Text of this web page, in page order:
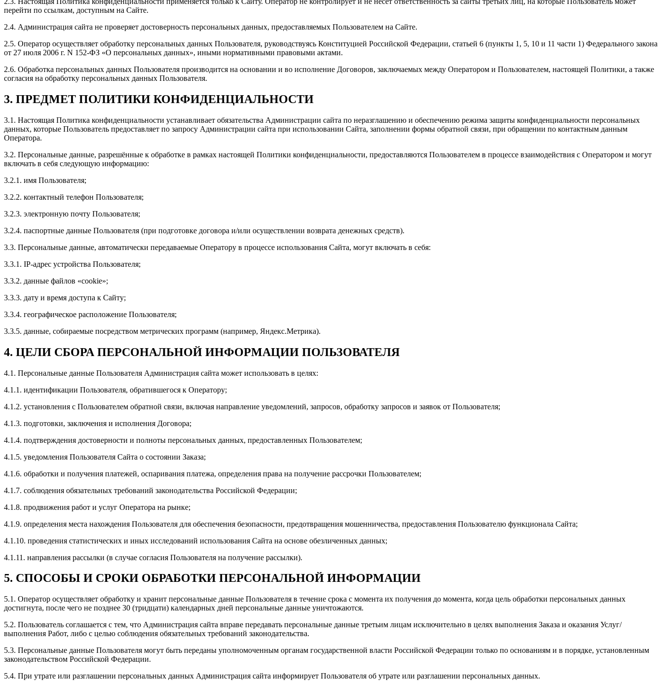
перейти по ссылкам, доступным на Сайте.
2.4. Администрация сайта не проверяет достоверность персональных данных, предоставляемых Пользователем на Сайте.
2.5. Оператор осуществляет обработку персональных данных Пользователя, руководствуясь Конституцией Российской Федерации, статьей 6 (пункты 1, 5, 10 и 11 части 1) Федерального закона
от 27 июля 2006 г. N 152‑ФЗ «О персональных данных», иными нормативными правовыми актами.
2.6. Обработка персональных данных Пользователя производится на основании и во исполнение Договоров, заключаемых между Оператором и Пользователем, настоящей Политики, а также
согласия на обработку персональных данных Пользователя.
3. ПРЕДМЕТ ПОЛИТИКИ КОНФИДЕНЦИАЛЬНОСТИ
3.1. Настоящая Политика конфиденциальности устанавливает обязательства Администрации сайта по неразглашению и обеспечению режима защиты конфиденциальности персональных
данных, которые Пользователь предоставляет по запросу Администрации сайта при использовании Сайта, заполнении формы обратной связи, при обращении по контактным данным
Оператора.
3.2. Персональные данные, разрешённые к обработке в рамках настоящей Политики конфиденциальности, предоставляются Пользователем в процессе взаимодействия с Оператором и могут
включать в себя следующую информацию:
3.2.1. имя Пользователя;
3.2.2. контактный телефон Пользователя;
3.2.3. электронную почту Пользователя;
3.2.4. паспортные данные Пользователя (при подготовке договора и/или осуществлении возврата денежных средств).
3.3. Персональные данные, автоматически передаваемые Оператору в процессе использования Сайта, могут включать в себя:
3.3.1. IP-адрес устройства Пользователя;
3.3.2. данные файлов «cookie»;
3.3.3. дату и время доступа к Сайту;
3.3.4. географическое расположение Пользователя;
3.3.5. данные, собираемые посредством метрических программ (например, Яндекс.Метрика).
4. ЦЕЛИ СБОРА ПЕРСОНАЛЬНОЙ ИНФОРМАЦИИ ПОЛЬЗОВАТЕЛЯ
4.1. Персональные данные Пользователя Администрация сайта может использовать в целях:
4.1.1. идентификации Пользователя, обратившегося к Оператору;
4.1.2. установления с Пользователем обратной связи, включая направление уведомлений, запросов, обработку запросов и заявок от Пользователя;
4.1.3. подготовки, заключения и исполнения Договора;
4.1.4. подтверждения достоверности и полноты персональных данных, предоставленных Пользователем;
4.1.5. уведомления Пользователя Сайта о состоянии Заказа;
4.1.6. обработки и получения платежей, оспаривания платежа, определения права на получение рассрочки Пользователем;
4.1.7. соблюдения обязательных требований законодательства Российской Федерации;
4.1.8. продвижения работ и услуг Оператора на рынке;
4.1.9. определения места нахождения Пользователя для обеспечения безопасности, предотвращения мошенничества, предоставления Пользователю функционала Сайта;
4.1.10. проведения статистических и иных исследований использования Сайта на основе обезличенных данных;
4.1.11. направления рассылки (в случае согласия Пользователя на получение рассылки).
5. СПОСОБЫ И СРОКИ ОБРАБОТКИ ПЕРСОНАЛЬНОЙ ИНФОРМАЦИИ
5.1. Оператор осуществляет обработку и хранит персональные данные Пользователя в течение срока с момента их получения до момента, когда цель обработки персональных данных
достигнута, после чего не позднее 30 (тридцати) календарных дней персональные данные уничтожаются.
5.2. Пользователь соглашается с тем, что Администрация сайта вправе передавать персональные данные третьим лицам исключительно в целях выполнения Заказа и оказания Услуг/
выполнения Работ, либо с целью соблюдения обязательных требований законодательства.
5.3. Персональные данные Пользователя могут быть переданы уполномоченным органам государственной власти Российской Федерации только по основаниям и в порядке, установленным
законодательством Российской Федерации.
5.4. При утрате или разглашении персональных данных Администрация сайта информирует Пользователя об утрате или разглашении персональных данных.